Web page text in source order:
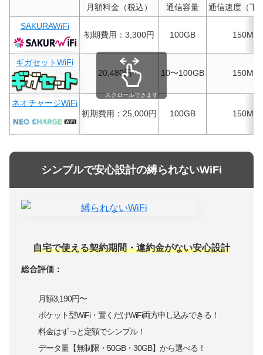
月額料金（税込） 通信容量
通信速度（下
SAKURAWiFi
初期費用：3,300円
100GB
ギガセットWiFi
20,480円〜
10〜100GB
ネオチャージWiFi
初期費用：25,000円
100GB
スクロールできます
シンプルで安心設計の縛られないWiFi
自宅で使える契約期間・違約金がない安心設計
総合評価：
月額3,190円〜
ポケット型WiFi・置くだけWiFi両方申し込みできる！
料金はずっと定額でシンプル！
データ量【無制限・50GB・30GB】から選べる！